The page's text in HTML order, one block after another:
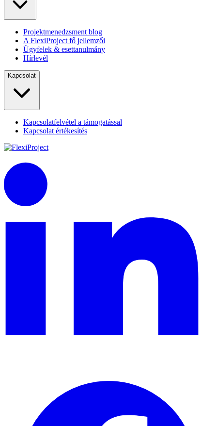
Projektmenedzsment blog
A FlexiProject fő jellemzői
Ügyfelek & esettanulmány
Hírlevél
Kapcsolat
Kapcsolatfelvétel a támogatással
Kapcsolat értékesítés